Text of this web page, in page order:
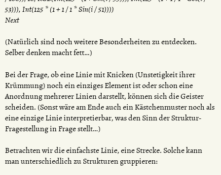
53))), Int(125 * (1 + 1 / 1 * Sin(i / 51))))
Next
(Natürlich sind noch weitere Besonderheiten zu entdecken.
Selber denken macht fett…)
Bei der Frage, ob eine Linie mit Knicken (Unstetigkeit ihrer
Krümmung) noch ein einziges Element ist oder schon eine
Anordnung mehrerer Linien darstellt, können sich die Geister
scheiden. (Sonst wäre am Ende auch ein Kästchenmuster noch als
eine einzige Linie interpretierbar, was den Sinn der Struktur-
Fragestellung in Frage stellt…)
Betrachten wir die einfachste Linie, eine Strecke. Solche kann
man unterschiedlich zu Strukturen gruppieren: